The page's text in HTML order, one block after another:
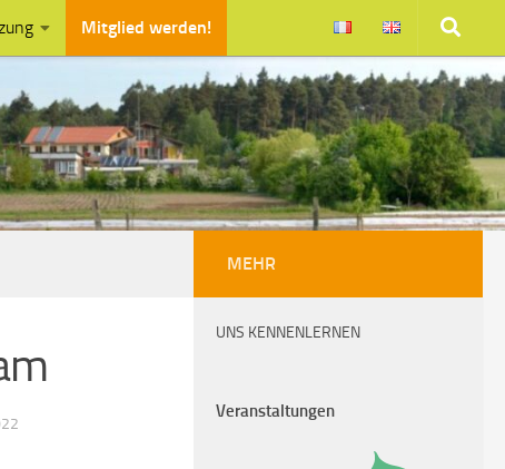
Mitglied werden!
MEHR
UNS KENNENLERNEN
Veranstaltungen